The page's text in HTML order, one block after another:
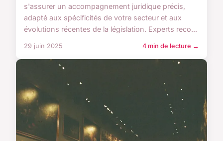
s'assurer un accompagnement juridique précis,
adapté aux spécificités de votre secteur et aux
évolutions récentes de la législation. Experts reco...
29 juin 2025 4 min de lecture →